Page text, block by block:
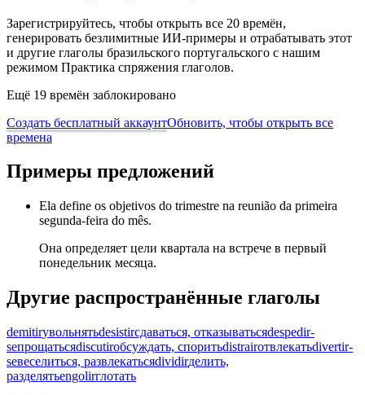
Зарегистрируйтесь, чтобы открыть все 20 времён,
генерировать безлимитные ИИ-примеры и отрабатывать этот
и другие глаголы бразильского португальского с нашим
режимом Практика спряжения глаголов.
Ещё 19 времён заблокировано
Создать бесплатный аккаунтОбновить, чтобы открыть все
времена
Примеры предложений
Ela define os objetivos do trimestre na reunião da primeira
segunda-feira do mês.
Она определяет цели квартала на встрече в первый
понедельник месяца.
Другие распространённые глаголы
demitirувольнятьdesistirсдаваться, отказыватьсяdespedir-
seпрощатьсяdiscutirобсуждать, споритьdistrairотвлекатьdivertir-
seвеселиться, развлекатьсяdividirделить,
разделятьengolirглотать